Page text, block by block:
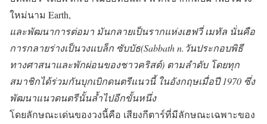
ใหม่นาม Earth,
และพัฒนาการต่อมา มันกลายเป็นรากแห่งเฮฟวี่ เมทัล นั่นคือ
การกลายร่างเป็นวงแบล็ก ซับบัธ(Sabbath n.วันประกอบพิธี
ทางศาสนาและพักผ่อนของชาวคริสต์) ตามลำดับ โดยทุก
สมาชิกได้ร่วมกันบุกเบิกดนตรีแนวนี้ ในอังกฤษเมื่อปี 1970 ซึ่ง
พัฒนาแนวดนตรีนั้นล้ำไปอีกขั้นหนึ่ง
โดยลักษณะเด่นของวงนี้คือ เสียงกีตาร์ที่มีลักษณะเฉพาะของ